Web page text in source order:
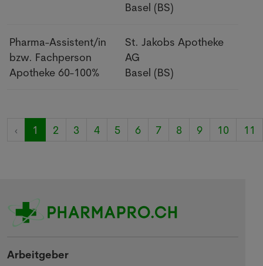
Basel (BS)
Pharma-Assistent/in
bzw. Fachperson
Apotheke 60-100%
St. Jakobs Apotheke
AG
Basel (BS)
‹ 1 2 3 4 5 6 7 8 9 10 11
Arbeitgeber